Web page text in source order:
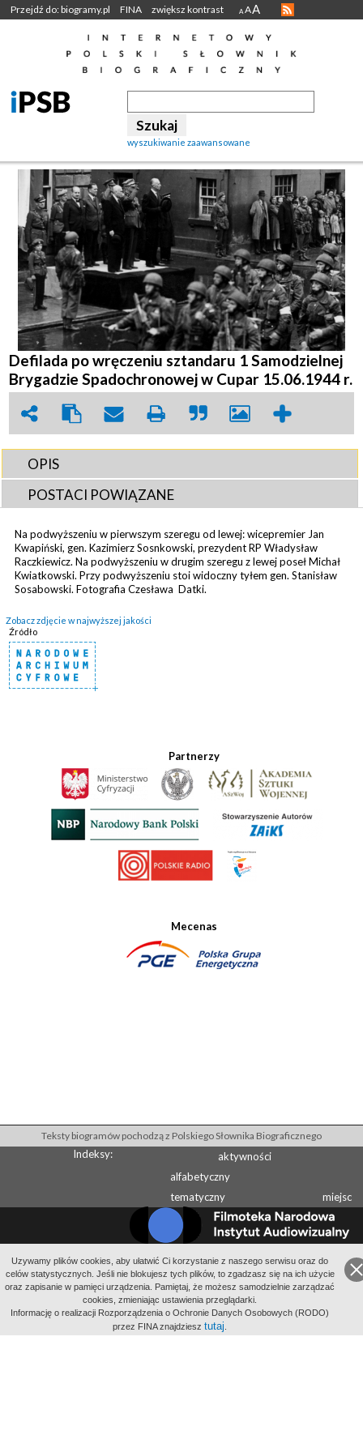
Przejdź do: biogramy.pl FINA zwiększ kontrast A AA
wyszukiwanie zaawansowane
Defilada po wręczeniu sztandaru 1 Samodzielnej
Brygadzie Spadochronowej w Cupar 15.06.1944 r.
OPIS
POSTACI POWIĄZANE
Na podwyższeniu w pierwszym szeregu od lewej: wicepremier Jan
Kwapiński, gen. Kazimierz Sosnkowski, prezydent RP Władysław
Raczkiewicz. Na podwyższeniu w drugim szeregu z lewej poseł Michał
Kwiatkowski. Przy podwyższeniu stoi widoczny tyłem gen. Stanisław
Sosabowski. Fotografia Czesława Datki.
Zobacz zdjęcie w najwyższej jakości
Źródło
Partnerzy
Mecenas
Uzywamy plików cookies, aby ułatwić Ci korzystanie z naszego serwisu oraz do
celów statystycznych. Jeśli nie blokujesz tych plików, to zgadzasz się na ich użycie
oraz zapisanie w pamięci urządzenia. Pamiętaj, że możesz samodzielnie zarządzać
cookies, zmieniając ustawienia przeglądarki.
Informację o realizacji Rozporządzenia o Ochronie Danych Osobowych (RODO)
przez FINA znajdziesz tutaj
Teksty biogramów pochodzą z Polskiego Słownika Biograficznego
Indeksy:
aktywności
alfabetyczny
tematyczny
miejsc
Wydawcą Polskiego Słownika Biograficznego jest Instytut Historii PAN
Wydawcą Internetowego Polskiego Słownika Biograficznego jest Filmoteka
Narodowa - Instytut Audiowizualny
All Rights Reserved 2014-2026Filmoteka Narodowa - Instytut Audiowizualny
Polityka prywatności